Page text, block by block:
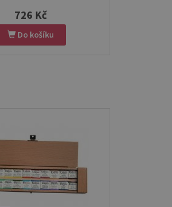
726 Kč
Do košíku